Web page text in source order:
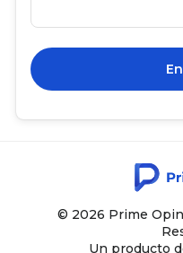
© 2026 Prime
Un producto